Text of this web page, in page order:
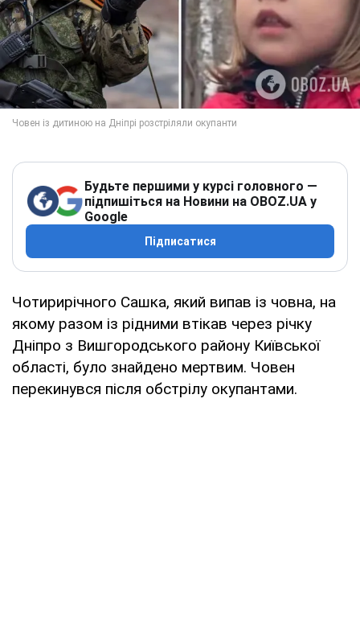
Будьте першими у курсі головного —
підпишіться на Новини на OBOZ.UA у
Google
Підписатися
Чотирирічного Сашка, який випав із човна, на
якому разом із рідними втікав через річку
Дніпро з Вишгородського району Київської
області, було знайдено мертвим. Човен
перекинувся після обстрілу окупантами.